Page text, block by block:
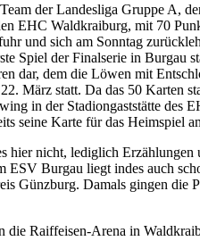
der Landesliga Gruppe
EHC Waldkraiburg, mit 70
und sich am Sonntag
Spiel der Finalserie in
dem die Löwen mit
März statt. Da das 50 Karten
in der Stadiongaststätte des
seine Karte für das Heimspiel
nicht, lediglich
Burgau liegt indes auch
Günzburg. Damals gingen
Raiffeisen-Arena in